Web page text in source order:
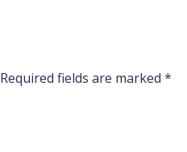
Required fields are marked *